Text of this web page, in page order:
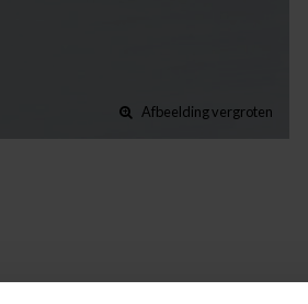
Afbeelding vergroten